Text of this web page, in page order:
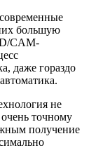
большую
CAM-
даже гораздо
не
точному
получение